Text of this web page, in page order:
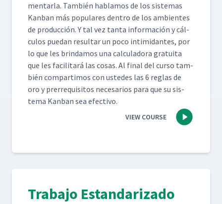
men­tar­la. Tam­bién hablam­os de los sis­temas
Kan­ban más pop­u­lares den­tro de los ambi­entes
de pro­duc­ción. Y tal vez tan­ta infor­ma­ción y cál­
cu­los puedan resul­tar un poco intim­i­dantes, por
lo que les brindamos una cal­cu­lado­ra gra­tui­ta
que les facil­i­tará las cosas. Al final del cur­so tam­
bién com­par­ti­mos con ust­edes las 6 reglas de
oro y pre­rreq­ui­si­tos nece­sar­ios para que su sis­
tema Kan­ban sea efectivo.
VIEW COURSE
Trabajo Estandarizado